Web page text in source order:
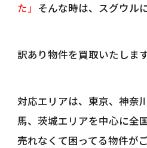
た」 そんな時は、スグウル
訳あり物件を買取いたしま
対応エリアは、東京、神奈
馬、茨城エリアを中心に全
売れなくて困ってる物件が